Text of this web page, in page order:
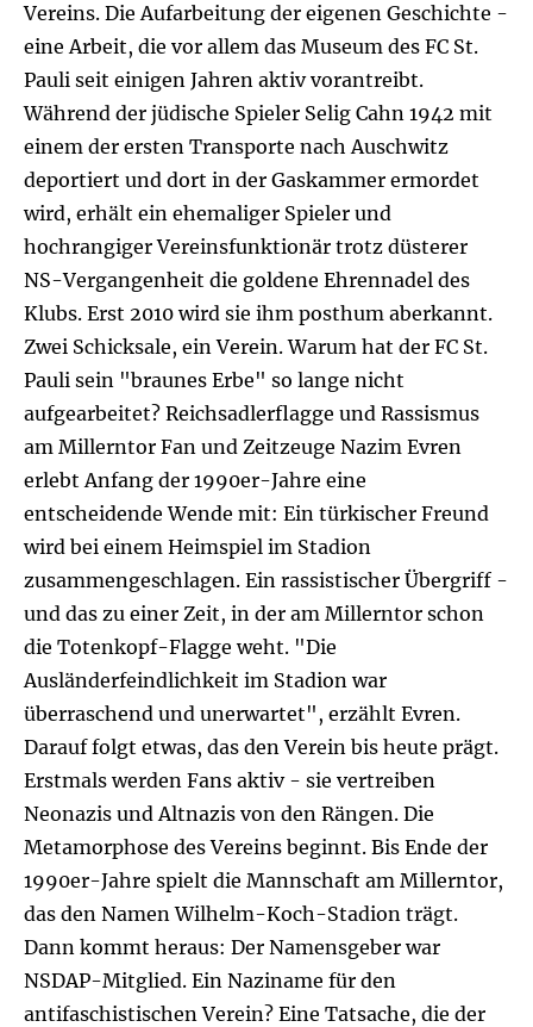
Vereins. Die Aufarbeitung der eigenen Geschichte -
eine Arbeit, die vor allem das Museum des FC St.
Pauli seit einigen Jahren aktiv vorantreibt.
Während der jüdische Spieler Selig Cahn 1942 mit
einem der ersten Transporte nach Auschwitz
deportiert und dort in der Gaskammer ermordet
wird, erhält ein ehemaliger Spieler und
hochrangiger Vereinsfunktionär trotz düsterer
NS-Vergangenheit die goldene Ehrennadel des
Klubs. Erst 2010 wird sie ihm posthum aberkannt.
Zwei Schicksale, ein Verein. Warum hat der FC St.
Pauli sein "braunes Erbe" so lange nicht
aufgearbeitet? Reichsadlerflagge und Rassismus
am Millerntor Fan und Zeitzeuge Nazim Evren
erlebt Anfang der 1990er-Jahre eine
entscheidende Wende mit: Ein türkischer Freund
wird bei einem Heimspiel im Stadion
zusammengeschlagen. Ein rassistischer Übergriff -
und das zu einer Zeit, in der am Millerntor schon
die Totenkopf-Flagge weht. "Die
Ausländerfeindlichkeit im Stadion war
überraschend und unerwartet", erzählt Evren.
Darauf folgt etwas, das den Verein bis heute prägt.
Erstmals werden Fans aktiv - sie vertreiben
Neonazis und Altnazis von den Rängen. Die
Metamorphose des Vereins beginnt. Bis Ende der
1990er-Jahre spielt die Mannschaft am Millerntor,
das den Namen Wilhelm-Koch-Stadion trägt.
Dann kommt heraus: Der Namensgeber war
NSDAP-Mitglied. Ein Naziname für den
antifaschistischen Verein? Eine Tatsache, die der